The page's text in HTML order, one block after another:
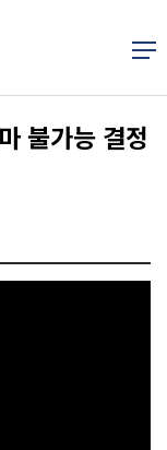
불가능 결정